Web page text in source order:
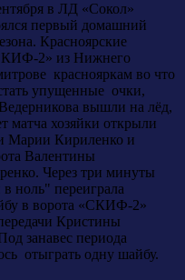
в ЛД «Сокол»
первый домашний
Красноярские
2» из Нижнего
краснояркам во что
упущенные очки,
вышли на лёд,
матча хозяйки открыли
Марии Кириленко и
Валентины
Через три минуты
ноль" переиграла
в ворота «СКИФ-2»
Кристины
занавес периода
отыграть одну шайбу.